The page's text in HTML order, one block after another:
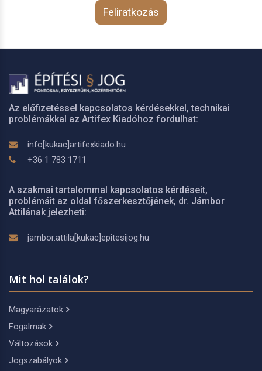
Feliratkozás
Az előfizetéssel kapcsolatos kérdésekkel, technikai
problémákkal az Artifex Kiadóhoz fordulhat:
info[kukac]artifexkiado.hu
+36 1 783 1711
A szakmai tartalommal kapcsolatos kérdéseit,
problémáit az oldal főszerkesztőjének, dr. Jámbor
Attilának jelezheti:
jambor.attila[kukac]epitesijog.hu
Mit hol találok?
Magyarázatok
Fogalmak
Változások
Jogszabályok